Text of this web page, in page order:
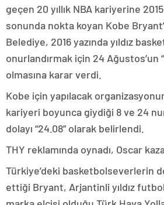
geçen 20 yıllık NBA kariyerine
sonunda nokta koyan Kobe
Belediye, 2016 yazında yıldız
onurlandırmak için 24 Ağustos’un
olmasına karar verdi.
Kobe için yapılacak
kariyeri boyunca giydiği 8 ve 24
dolayı “24.08” olarak belirlendi.
THY reklamında oynadı, Oscar
Türkiye’deki basketbolseverlerin
ettiği Bryant, Arjantinli yıldız